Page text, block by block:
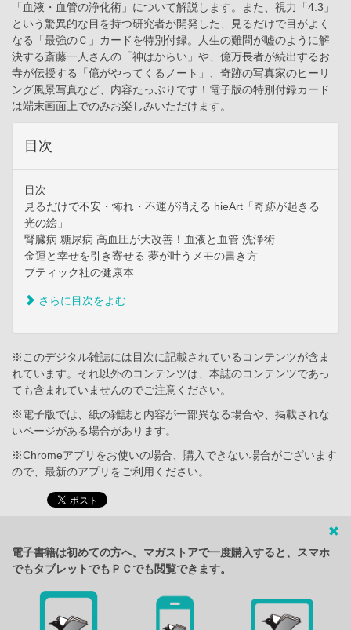
「血液・血管の浄化術」について解説します。また、視力「4.3」
という驚異的な目を持つ研究者が開発した、見るだけで目がよく
なる「最強のＣ」カードを特別付録。人生の難問が嘘のように解
決する斎藤一人さんの「神はからい」や、億万長者が続出するお
寺が伝授する「億がやってくるノート」、奇跡の写真家のヒーリ
ング風景写真など、内容たっぷりです！電子版の特別付録カード
は端末画面上でのみお楽しみいただけます。
目次
目次
見るだけで不安・怖れ・不運が消える hieArt「奇跡が起きる
光の絵」
腎臓病 糖尿病 高血圧が大改善！血液と血管 洗浄術
金運と幸せを引き寄せる 夢が叶うメモの書き方
ブティック社の健康本
さらに目次をよむ
※このデジタル雑誌には目次に記載されているコンテンツが含ま
れています。それ以外のコンテンツは、本誌のコンテンツであっ
ても含まれていませんのでご注意ください。
※電子版では、紙の雑誌と内容が一部異なる場合や、掲載されな
いページがある場合があります。
※Chromeアプリをお使いの場合、購入できない場合がございます
ので、最新のアプリをご利用ください。
電子書籍は初めての方へ。マガストアで一度購入すると、スマホ
でもタブレットでもＰＣでも閲覧できます。